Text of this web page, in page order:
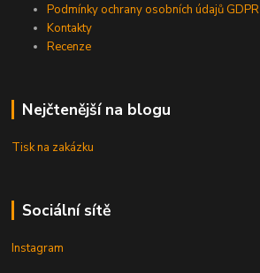
Podmínky ochrany osobních údajů GDPR
Kontakty
Recenze
Nejčtenější na blogu
Tisk na zakázku
Sociální sítě
Instagram